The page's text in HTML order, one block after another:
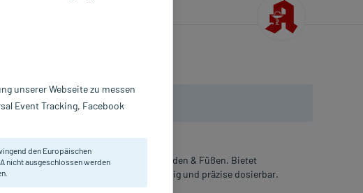
starkes Schwitzen an Achseln, Händen & Füßen. Bietet
vor Schweiß und Geruch. Extrem ergiebig und präzise dosierbar.
unserer Webseite zu messen
Event Tracking, Facebook
den Europäischen
nicht ausgeschlossen werden